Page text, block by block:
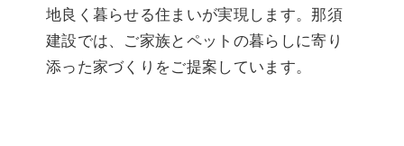
地良く暮らせる住まいが実現します。那須
建設では、ご家族とペットの暮らしに寄り
添った家づくりをご提案しています。